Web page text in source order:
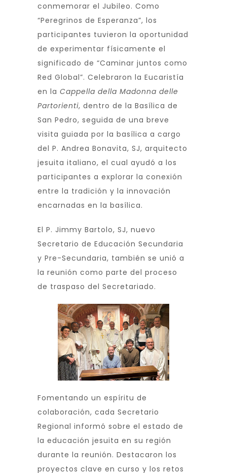
conmemorar el Jubileo. Como
“Peregrinos de Esperanza”, los
participantes tuvieron la oportunidad
de experimentar físicamente el
significado de “Caminar juntos como
Red Global”. Celebraron la Eucaristía
en la Cappella della Madonna delle
Partorienti, dentro de la Basílica de
San Pedro, seguida de una breve
visita guiada por la basílica a cargo
del P. Andrea Bonavita, SJ, arquitecto
jesuita italiano, el cual ayudó a los
participantes a explorar la conexión
entre la tradición y la innovación
encarnadas en la basílica.
El P. Jimmy Bartolo, SJ, nuevo
Secretario de Educación Secundaria
y Pre-Secundaria, también se unió a
la reunión como parte del proceso
de traspaso del Secretariado.
Fomentando un espíritu de
colaboración, cada Secretario
Regional informó sobre el estado de
la educación jesuita en su región
durante la reunión. Destacaron los
proyectos clave en curso y los retos